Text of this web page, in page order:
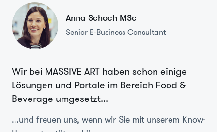
Anna Schoch MSc
Senior E-Business Consultant
Wir bei MASSIVE ART haben schon einige
Lösungen und Portale im Bereich Food &
Beverage umgesetzt...
...und freuen uns, wenn wir Sie mit unserem Know-